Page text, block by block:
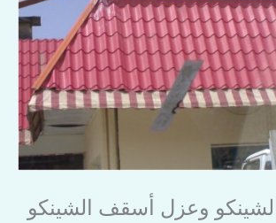
وعزل أسقف الشينكو